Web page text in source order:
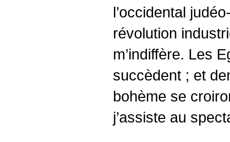
l’occidental
révolution
m’indiffère. Les
succèdent ; et
bohème se
j’assiste au